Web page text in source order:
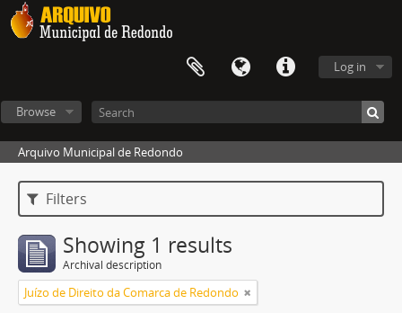
Log in
Browse
Arquivo Municipal de Redondo
Filters
Showing 1 results
Archival description
Juízo de Direito da Comarca de Redondo